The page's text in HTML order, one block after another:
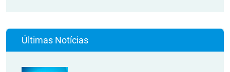
Últimas Notícias